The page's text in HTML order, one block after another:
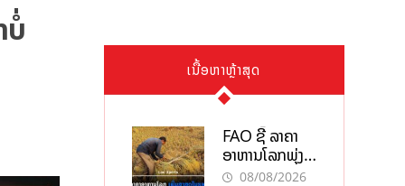
ບໍ່
ເນື້ອຫາຫຼ້າສຸດ
FAO ຊີ້ ລາຄາ
ອາຫານໂລກພຸ່ງ
ສູງສຸດໃນຮອບ 3
08/08/2026